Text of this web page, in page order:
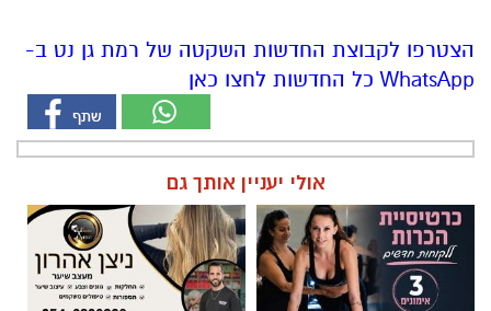
הצטרפו לקבוצת החדשות השקטה של רמת גן נט ב-
WhatsApp כל החדשות לחצו כאן
אולי יעניין אותך גם